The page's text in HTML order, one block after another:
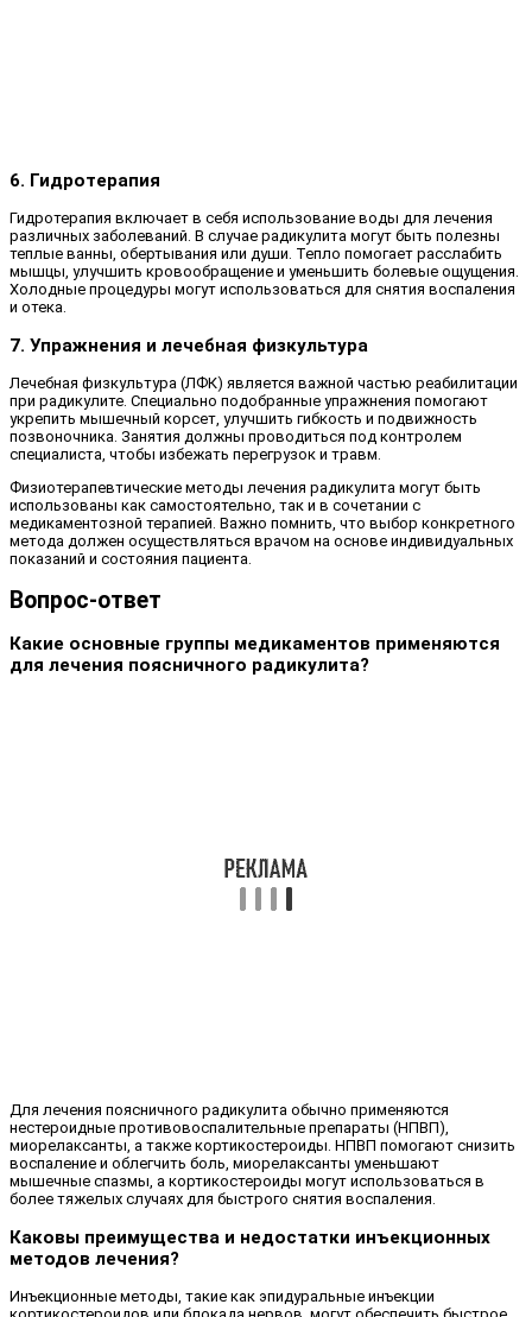
6. Гидротерапия
Гидротерапия включает в себя использование воды для лечения
различных заболеваний. В случае радикулита могут быть полезны
теплые ванны, обертывания или души. Тепло помогает расслабить
мышцы, улучшить кровообращение и уменьшить болевые ощущения.
Холодные процедуры могут использоваться для снятия воспаления
и отека.
7. Упражнения и лечебная физкультура
Лечебная физкультура (ЛФК) является важной частью реабилитации
при радикулите. Специально подобранные упражнения помогают
укрепить мышечный корсет, улучшить гибкость и подвижность
позвоночника. Занятия должны проводиться под контролем
специалиста, чтобы избежать перегрузок и травм.
Физиотерапевтические методы лечения радикулита могут быть
использованы как самостоятельно, так и в сочетании с
медикаментозной терапией. Важно помнить, что выбор конкретного
метода должен осуществляться врачом на основе индивидуальных
показаний и состояния пациента.
Вопрос-ответ
Какие основные группы медикаментов применяются
для лечения поясничного радикулита?
Для лечения поясничного радикулита обычно применяются
нестероидные противовоспалительные препараты (НПВП),
миорелаксанты, а также кортикостероиды. НПВП помогают снизить
воспаление и облегчить боль, миорелаксанты уменьшают
мышечные спазмы, а кортикостероиды могут использоваться в
более тяжелых случаях для быстрого снятия воспаления.
Каковы преимущества и недостатки инъекционных
методов лечения?
Инъекционные методы, такие как эпидуральные инъекции